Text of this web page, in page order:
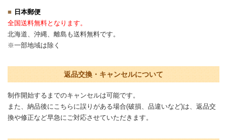
日本郵便
全国送料無料となります。
北海道、沖縄、離島も送料無料です。
※一部地域は除く
返品交換・キャンセルについて
制作開始するまでのキャンセルは可能です。
また、納品後にこちらに誤りがある場合(破損、品違いなど)は、返品交
換や修正など早急にご対応させていただきます。